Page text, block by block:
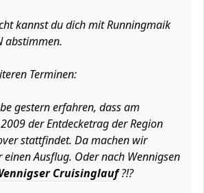
kannst du dich mit Runningmaik
abstimmen.
Terminen:
gestern erfahren, dass am
der Entdecketrag der Region
stattfindet. Da machen wir
einen Ausflug. Oder nach Wennigsen
Cruisinglauf?!?